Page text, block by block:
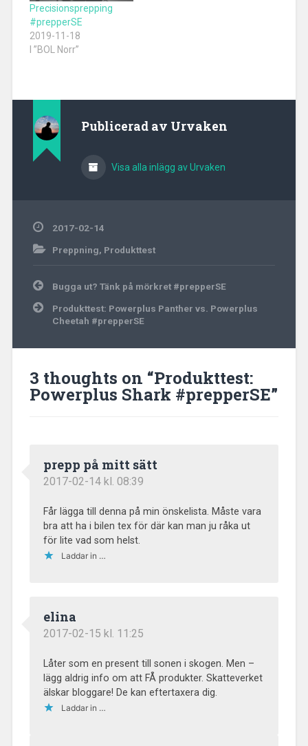
Precisionsprepping
#prepperSE
2019-11-18
I ”BOL Norr”
Publicerad av Urvaken
Visa alla inlägg av Urvaken
2017-02-14
Preppning, Produkttest
Inläggsnavigering
Bugga ut? Tänk på mörkret #prepperSE
Produkttest: Powerplus Panther vs. Powerplus
Cheetah #prepperSE
3 thoughts on “Produkttest:
Powerplus Shark #prepperSE”
prepp på mitt sätt
2017-02-14 kl. 08:39
Får lägga till denna på min önskelista. Måste vara
bra att ha i bilen tex för där kan man ju råka ut
för lite vad som helst.
Laddar in …
elina
2017-02-15 kl. 11:25
Låter som en present till sonen i skogen. Men –
lägg aldrig info om att FÅ produkter. Skatteverket
älskar bloggare! De kan eftertaxera dig.
Laddar in …